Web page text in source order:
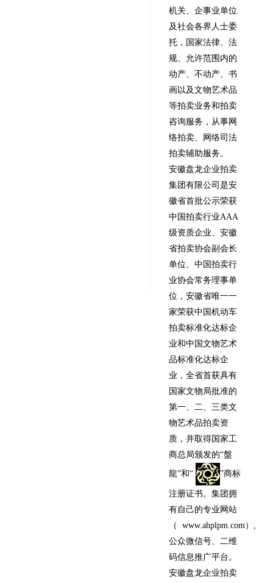
机关、企事业单位
及社会各界人士委
托，国家法律、法
规、允许范围内的
动产、不动产、书
画以及文物艺术品
等拍卖业务和拍卖
咨询服务，从事网
络拍卖、网络司法
拍卖辅助服务。
安徽盘龙企业拍卖
集团有限公司是安
徽省首批公示荣获
中国拍卖行业AAA
级资质企业、安徽
省拍卖协会副会长
单位、中国拍卖行
业协会常务理事单
位，安徽省唯一一
家荣获中国机动车
拍卖标准化达标企
业和中国文物艺术
品标准化达标企
业，全省首获具有
国家文物局批准的
第一、二、三类文
物艺术品拍卖资
质，并取得国家工
商总局颁发的“盤
龍”和“ ”商标
注册证书。集团拥
有自己的专业网站
（ www.ahplpm.com）,
公众微信号、二维
码信息推广平台。
安徽盘龙企业拍卖